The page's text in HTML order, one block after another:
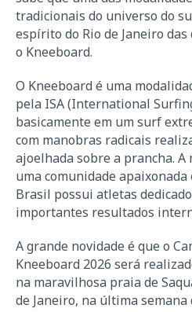
tradicionais do universo do
espírito do Rio de Janeiro das
o Kneeboard.
O Kneeboard é uma
pela ISA (International
basicamente em um surf
com manobras radicais
ajoelhada sobre a prancha.
uma comunidade
Brasil possui atletas
importantes resultados
A grande novidade é que o
Kneeboard 2026 será
na maravilhosa praia de
de Janeiro, na última semana